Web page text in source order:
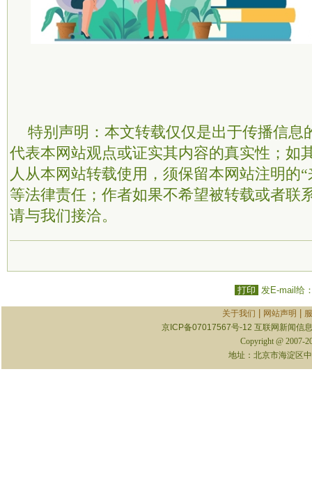
特别声明：本文转载仅仅是出于传播信息
代表本网站观点或证实其内容的真实性；如
人从本网站转载使用，须保留本网站注明的
等法律责任；作者如果不希望被转载或者联
请与我们接洽。
打印 发E-mail给
关于我们 网站声明
京ICP备07017567号-12 互联网新闻信
Copyright @ 2007-
地址：北京市海淀区